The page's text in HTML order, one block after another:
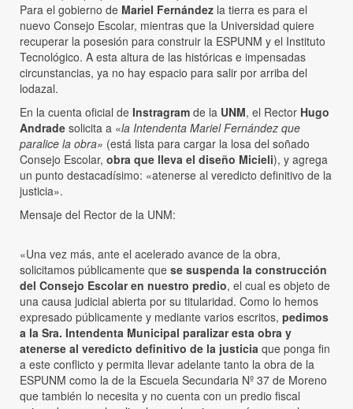
Para el gobierno de Mariel Fernández la tierra es para el
nuevo Consejo Escolar, mientras que la Universidad quiere
recuperar la posesión para construir la ESPUNM y el Instituto
Tecnológico. A esta altura de las históricas e impensadas
circunstancias, ya no hay espacio para salir por arriba del
lodazal.
En la cuenta oficial de Instragram de la UNM, el Rector Hugo
Andrade solicita a «la Intendenta Mariel Fernández que
paralice la obra» (está lista para cargar la losa del soñado
Consejo Escolar, obra que lleva el diseño Micieli), y agrega
un punto destacadísimo: «atenerse al veredicto definitivo de la
justicia».
Mensaje del Rector de la UNM:
«Una vez más, ante el acelerado avance de la obra,
solicitamos públicamente que se suspenda la construcción
del Consejo Escolar en nuestro predio, el cual es objeto de
una causa judicial abierta por su titularidad. Como lo hemos
expresado públicamente y mediante varios escritos, pedimos
a la Sra. Intendenta Municipal paralizar esta obra y
atenerse al veredicto definitivo de la justicia que ponga fin
a este conflicto y permita llevar adelante tanto la obra de la
ESPUNM como la de la Escuela Secundaria Nº 37 de Moreno
que también lo necesita y no cuenta con un predio fiscal